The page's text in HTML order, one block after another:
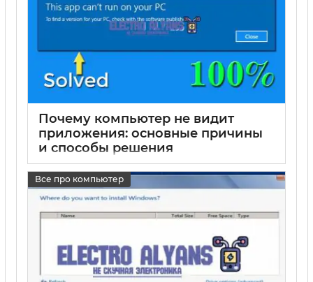
Почему компьютер не видит
приложения: основные причины
и способы решения
Все про компьютер